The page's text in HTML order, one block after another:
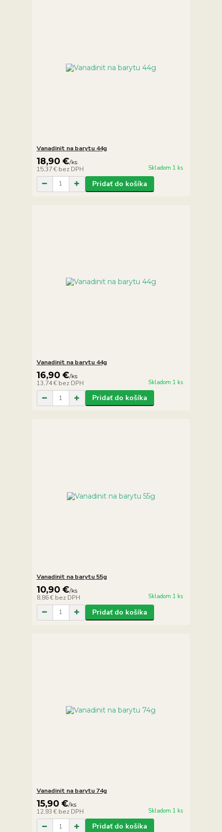
Vanadinit na barytu 44g
18,90 €/ks
15,37 € bez DPH Skladom 1 ks
Pridať do košíka
Vanadinit na barytu 44g
16,90 €/ks
13,74 € bez DPH Skladom 1 ks
Pridať do košíka
Vanadinit na barytu 55g
10,90 €/ks
8,86 € bez DPH Skladom 1 ks
Pridať do košíka
Vanadinit na barytu 74g
15,90 €/ks
12,93 € bez DPH Skladom 1 ks
Pridať do košíka